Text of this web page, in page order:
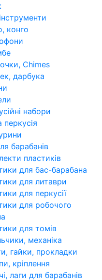
конго
Chimes
дарбука
набори
барабанів
пластиків
для бас-барабана
для литаври
для перкусії
для робочого
для томів
механіка
гайки, прокладки
кріплення
лаги для барабанів